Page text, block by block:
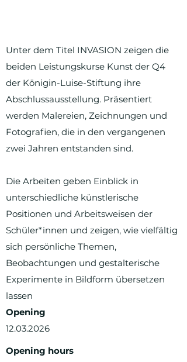
Unter dem Titel INVASION zeigen die
beiden Leistungskurse Kunst der Q4
der Königin-Luise-Stiftung ihre
Abschlussausstellung. Präsentiert
werden Malereien, Zeichnungen und
Fotografien, die in den vergangenen
zwei Jahren entstanden sind.
Die Arbeiten geben Einblick in
unterschiedliche künstlerische
Positionen und Arbeitsweisen der
Schüler*innen und zeigen, wie vielfältig
sich persönliche Themen,
Beobachtungen und gestalterische
Experimente in Bildform übersetzen
lassen
Opening
12.03.2026
Opening hours